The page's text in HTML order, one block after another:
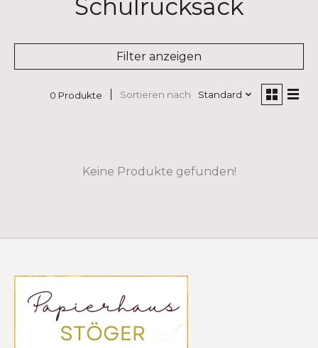
Schulrucksack
Filter anzeigen
0 Produkte Sortieren nach Standard
Keine Produkte gefunden!